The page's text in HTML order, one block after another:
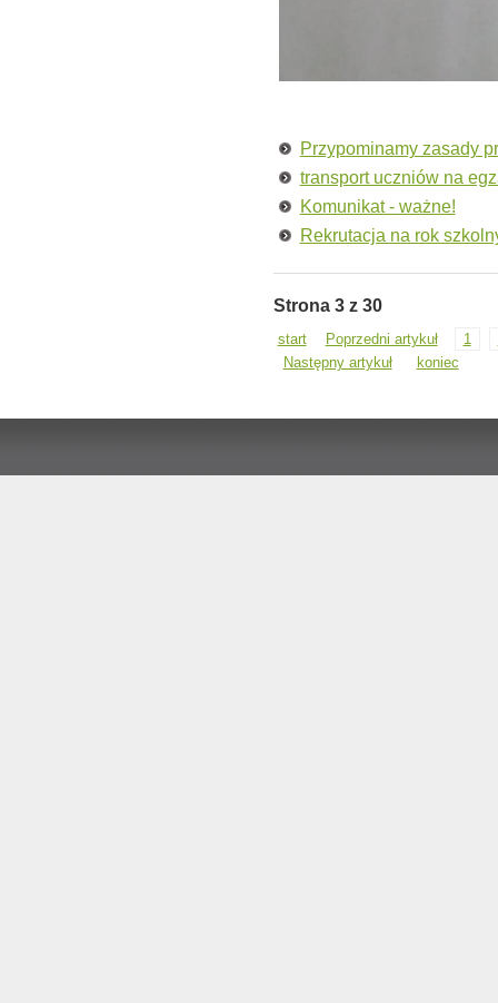
Przypominamy zasady
transport uczniów na
Komunikat - ważne!
Rekrutacja na rok
Strona 3 z 30
start Poprzedni artykuł 1
Następny artykuł
koniec